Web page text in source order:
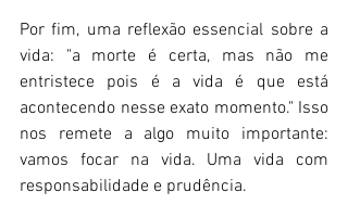
Por fim, uma reflexão essencial sobre a
vida: "a morte é certa, mas não me
entristece pois é a vida é que está
acontecendo nesse exato momento." Isso
nos remete a algo muito importante:
vamos focar na vida. Uma vida com
responsabilidade e prudência.